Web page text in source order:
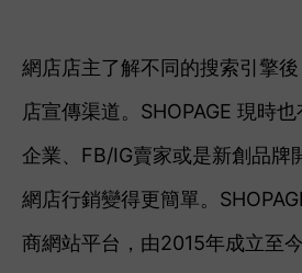
網店店主了解不同的搜索引擎
店宣傳渠道。SHOPAGE 現時
企業、FB/IG賣家或是新創品牌
網店行銷變得更簡單。
商網站平台，由2015年成立至